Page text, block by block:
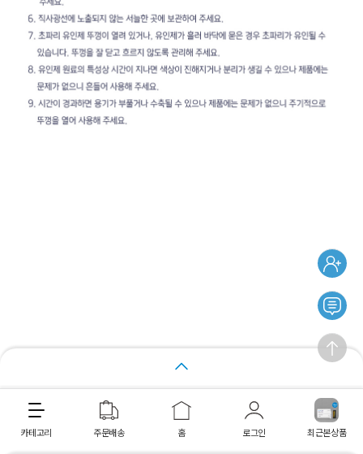
장바구니 바로구매
카테고리 주문배송 홈 로그인 최근본상품
최근 본 상품